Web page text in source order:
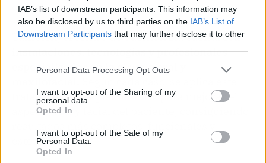
IAB’s list of downstream participants. This information may
also be disclosed by us to third parties on the IAB’s List of
Downstream Participants that may further disclose it to other
Personal Data Processing Opt Outs
I want to opt-out of the Sharing of my
personal data.
Opted In
I want to opt-out of the Sale of my
Personal Data.
Opted In
dental.
También, el centro de odontología cuenta con
instalaciones, tecnologías y profesionales
especializados en la cirugía oral y
tratamiento complementario para mejorar el
aspecto oral y facial del paciente, consiguiendo
estéticos.